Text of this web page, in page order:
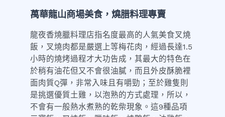
萬華龍山商場美食，燒腊料理專賣
龍夜香燒臘料理店指名度最高的人氣美食叉燒
飯，叉燒肉都是嚴選上等梅花肉，經過長達1.5
小時的燒烤過程才大功告成，其最大的特色在
於稍有油花但又不會很油膩，而且外皮酥脆裡
面肉質Q彈，非常入味且有嚼勁；至於雞隻則
是挑選優質土雞，以泡熟的方式處理，所以，
不會有一般熱水煮熟的乾柴現象。這9種品項